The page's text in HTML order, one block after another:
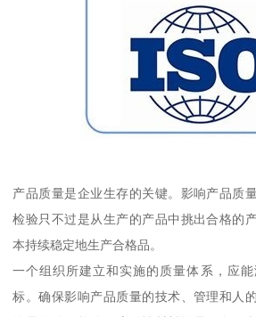
产品质量是企业生存的关键。影响产品质
检验只不过是从生产的产品中挑出合格的
本持续稳定地生产合格品。
一个组织所建立和实施的质量体系，应
标。确保影响产品质量的技术、管理和人